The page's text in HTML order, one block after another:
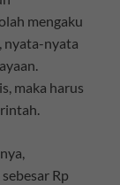
mengaku
nyata-nyata
maka harus
Rp